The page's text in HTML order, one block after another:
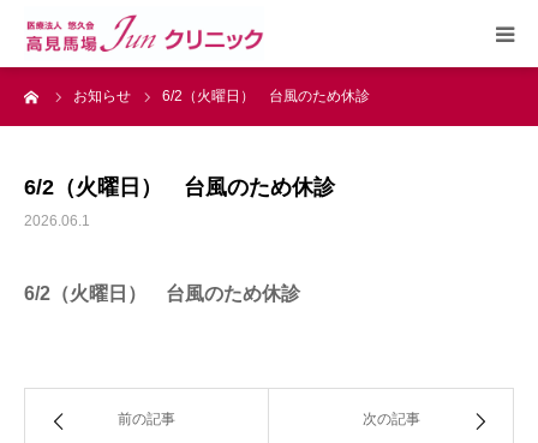
お知らせ 6/2（火曜日） 台風のため休診
6/2（火曜日） 台風のため休診
2026.06.1
6/2（火曜日） 台風のため休診
前の記事 次の記事
HOME
病院概要